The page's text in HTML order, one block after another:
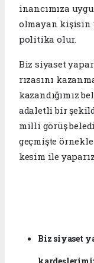
inancımıza
olmayan kişisin
politika olur.
Biz siyaset
rızasını
kazandığımız
adaletli bir
milli görüş
geçmişte
kesim ile
Biz siyaset